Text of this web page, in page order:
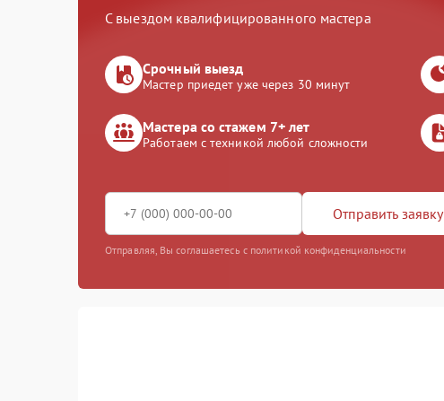
С выездом квалифицированного мастера
Срочный выезд
Мастер приедет уже через 30 минут
Мастера со стажем 7+ лет
Работаем с техникой любой сложности
Отправить заявку
Отправляя, Вы соглашаетесь с политикой конфиденциальности